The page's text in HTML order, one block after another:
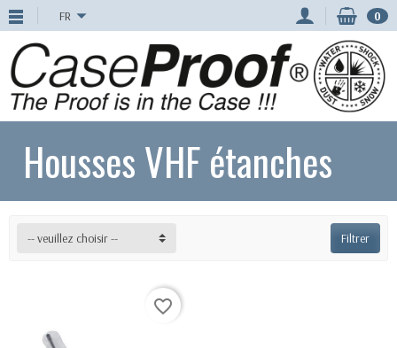
FR 0
Housses VHF étanches
Filtrer
-- veuillez choisir --
favorite_border